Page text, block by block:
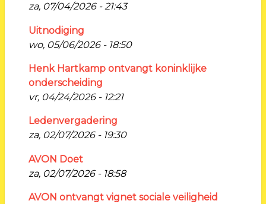
za, 07/04/2026 - 21:43
Uitnodiging
wo, 05/06/2026 - 18:50
Henk Hartkamp ontvangt koninklijke
onderscheiding
vr, 04/24/2026 - 12:21
Ledenvergadering
za, 02/07/2026 - 19:30
AVON Doet
za, 02/07/2026 - 18:58
AVON ontvangt vignet sociale veiligheid